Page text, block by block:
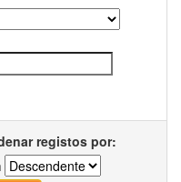
registos por: